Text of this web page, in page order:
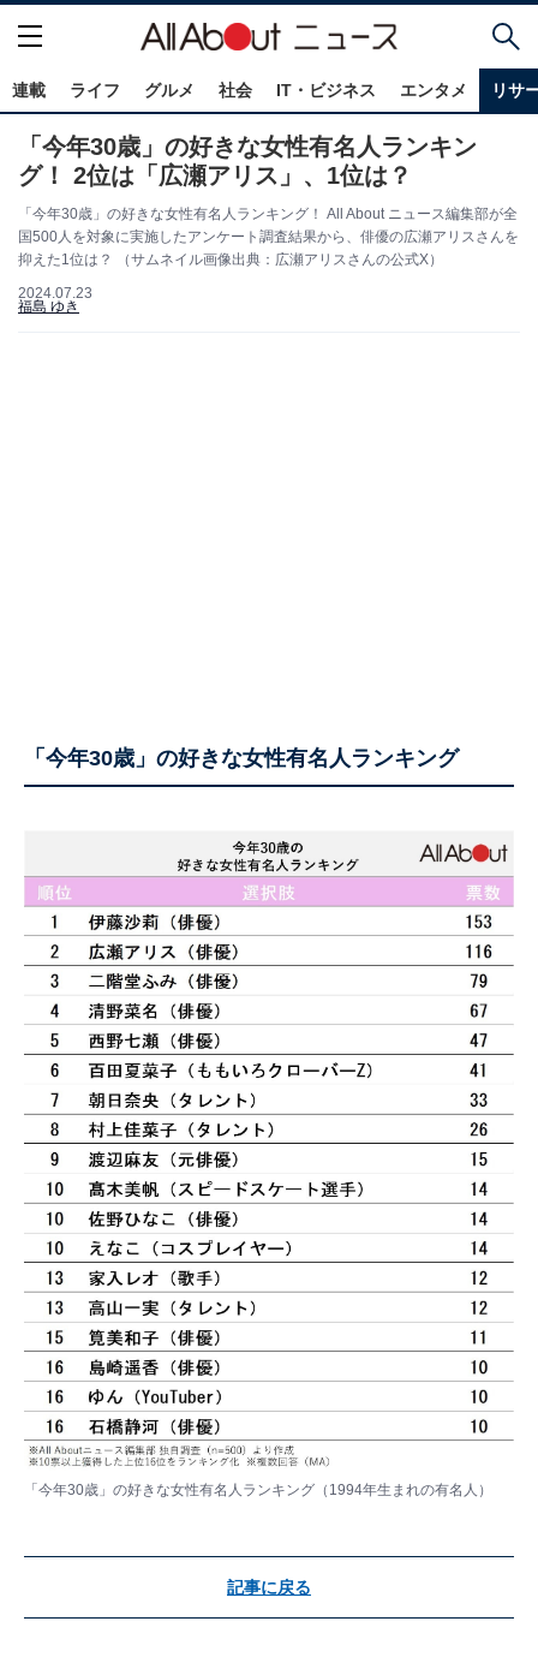
連載 ライフ グルメ 社会 IT・ビジネス エンタメ リサ
「今年30歳」の好きな女性有名人ランキン
グ！ 2位は「広瀬アリス」、1位は？
「今年30歳」の好きな女性有名人ランキング！ All About ニュース編集部が全
国500人を対象に実施したアンケート調査結果から、俳優の広瀬アリスさんを
抑えた1位は？ （サムネイル画像出典：広瀬アリスさんの公式X）
2024.07.23
福島 ゆき
「今年30歳」の好きな女性有名人ランキング
「今年30歳」の好きな女性有名人ランキング（1994年生まれの有名人）
記事に戻る